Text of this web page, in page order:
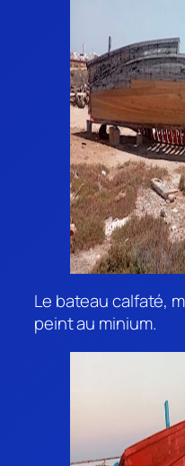
Le bateau calfaté,
peint au minium.